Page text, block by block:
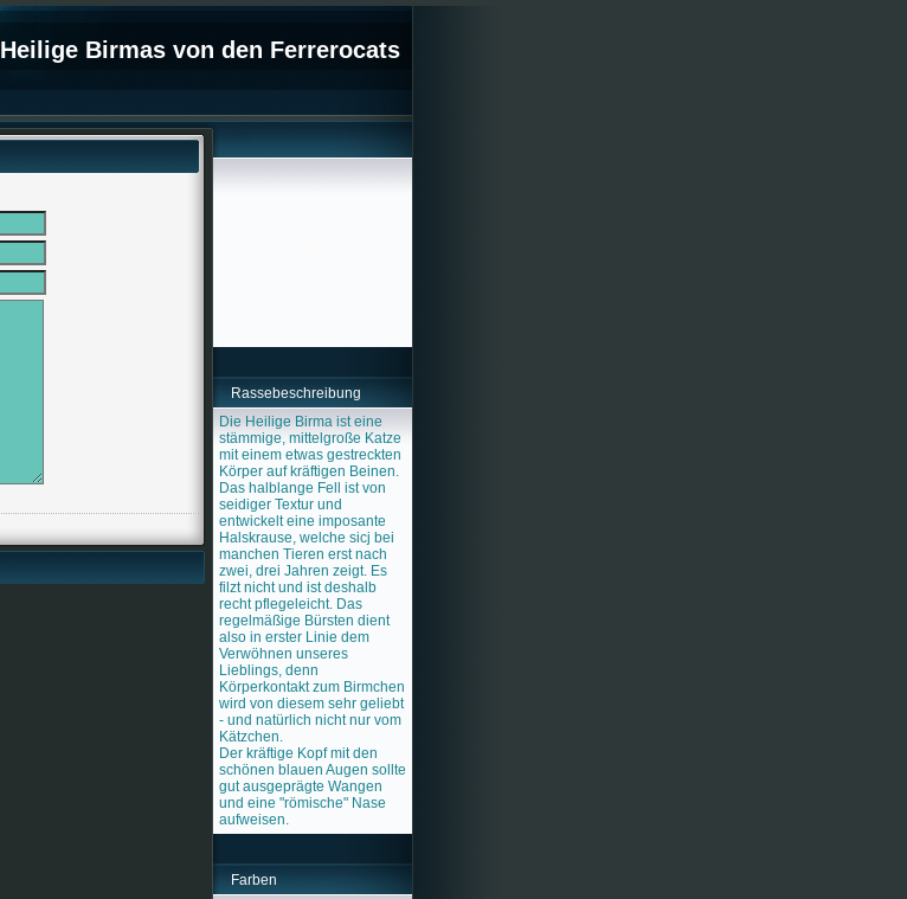
Heilige Birmas von den Ferrerocats
Rassebeschreibung
Die Heilige Birma ist eine
stämmige, mittelgroße Katze
mit einem etwas gestreckten
Körper auf kräftigen Beinen.
Das halblange Fell ist von
seidiger Textur und
entwickelt eine imposante
Halskrause, welche sicj bei
manchen Tieren erst nach
zwei, drei Jahren zeigt. Es
filzt nicht und ist deshalb
recht pflegeleicht. Das
regelmäßige Bürsten dient
also in erster Linie dem
Verwöhnen unseres
Lieblings, denn
Körperkontakt zum Birmchen
wird von diesem sehr geliebt
- und natürlich nicht nur vom
Kätzchen.
Der kräftige Kopf mit den
schönen blauen Augen sollte
gut ausgeprägte Wangen
und eine "römische" Nase
aufweisen.
Farben